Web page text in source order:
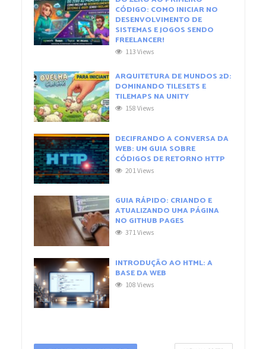
CÓDIGO: COMO INICIAR NO
DESENVOLVIMENTO DE
SISTEMAS E JOGOS SENDO
FREELANCER!
113 Views
ARQUITETURA DE MUNDOS 2D:
DOMINANDO TILESETS E
TILEMAPS NA UNITY
158 Views
DECIFRANDO A CONVERSA DA
WEB: UM GUIA SOBRE
CÓDIGOS DE RETORNO HTTP
201 Views
GUIA RÁPIDO: CRIANDO E
ATUALIZANDO UMA PÁGINA
NO GITHUB PAGES
371 Views
INTRODUÇÃO AO HTML: A
BASE DA WEB
108 Views